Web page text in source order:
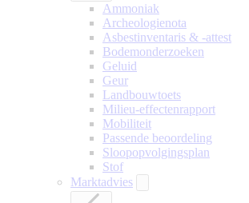
Ammoniak
Archeologienota
Asbestinventaris & -attest
Bodemonderzoeken
Geluid
Geur
Landbouwtoets
Milieu-effectenrapport
Mobiliteit
Passende beoordeling
Sloopopvolgingsplan
Stof
Marktadvies